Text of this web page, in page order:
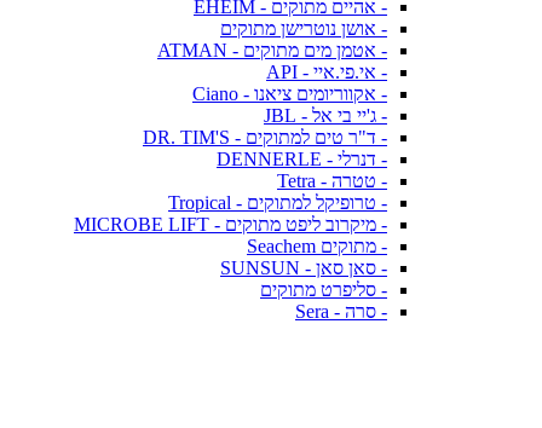
- אהיים מתוקים - EHEIM
- אושן נוטרישן מתוקים
- אטמן מים מתוקים - ATMAN
- אי.פי.איי - API
- אקווריומים ציאנו - Ciano
- ג'יי בי אל - JBL
- ד"ר טים למתוקים - DR. TIM'S
- דנרלי - DENNERLE
- טטרה - Tetra
- טרופיקל למתוקים - Tropical
- מיקרוב ליפט מתוקים - MICROBE LIFT
- מתוקים Seachem
- סאן סאן - SUNSUN
- סליפרט מתוקים
- סרה - Sera